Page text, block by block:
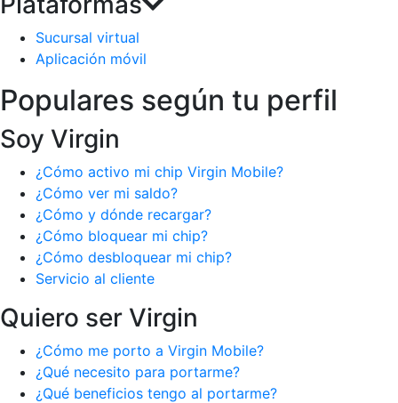
Sucursal virtual
Aplicación móvil
Populares según tu perfil
Soy Virgin
¿Cómo activo mi chip Virgin Mobile?
¿Cómo ver mi saldo?
¿Cómo y dónde recargar?
¿Cómo bloquear mi chip?
¿Cómo desbloquear mi chip?
Servicio al cliente
Quiero ser Virgin
¿Cómo me porto a Virgin Mobile?
¿Qué necesito para portarme?
¿Qué beneficios tengo al portarme?